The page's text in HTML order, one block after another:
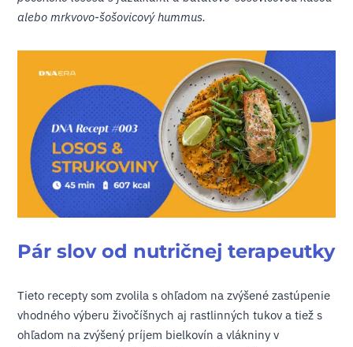
alebo mrkvovo-šošovicový hummus.
Pár slov od nutričnej terapeutky
Tieto recepty som zvolila s ohľadom na zvýšené zastúpenie
vhodného výberu živočíšnych aj rastlinných tukov a tiež s
ohľadom na zvýšený príjem bielkovín a vlákniny v